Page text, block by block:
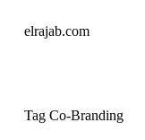
kelrajab.com
TagCо-Brаndіng